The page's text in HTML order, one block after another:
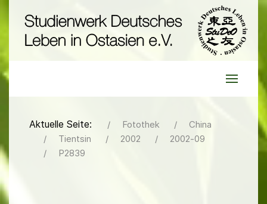
Aktuelle Seite: Fotothek
China
Tientsin
2002
2002-09
P2839